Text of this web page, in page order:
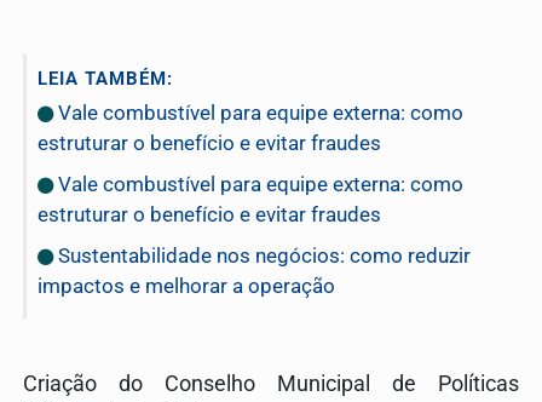
LEIA TAMBÉM:
Vale combustível para equipe externa: como
estruturar o benefício e evitar fraudes
Vale combustível para equipe externa: como
estruturar o benefício e evitar fraudes
Sustentabilidade nos negócios: como reduzir
impactos e melhorar a operação
Criação do Conselho Municipal de Políticas